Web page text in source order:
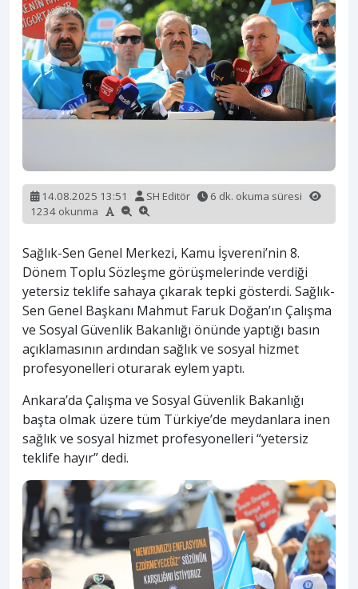
14.08.2025 13:51 SH Editör
6 dk. okuma süresi
1234 okunma
Sağlık-Sen Genel Merkezi, Kamu İşvereni’nin 8.
Dönem Toplu Sözleşme görüşmelerinde verdiği
yetersiz teklife sahaya çıkarak tepki gösterdi. Sağlık-
Sen Genel Başkanı Mahmut Faruk Doğan’ın Çalışma
ve Sosyal Güvenlik Bakanlığı önünde yaptığı basın
açıklamasının ardından sağlık ve sosyal hizmet
profesyonelleri oturarak eylem yaptı.
Ankara’da Çalışma ve Sosyal Güvenlik Bakanlığı
başta olmak üzere tüm Türkiye’de meydanlara inen
sağlık ve sosyal hizmet profesyonelleri “yetersiz
teklife hayır” dedi.